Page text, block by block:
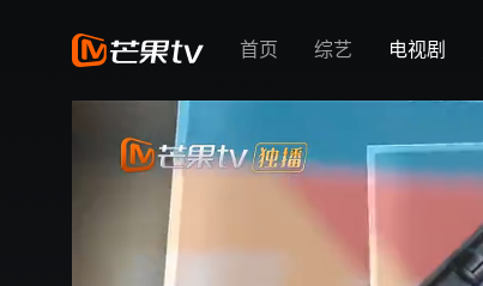
首页 综艺 电视剧
有人吗